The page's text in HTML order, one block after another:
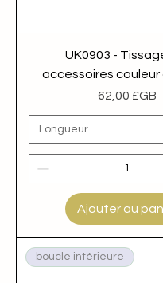
UK0903 -
accessoires couleur
Prix
62,00 £GB
Ajouter au
boucle intérieure